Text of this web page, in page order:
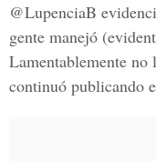
@LupenciaB
gente manejó
Lamentablemente no
continuó publicando